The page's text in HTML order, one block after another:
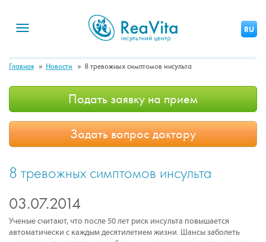
Toggle
RU
Главная Новости 8 тревожных симптомов инсульта
Подать заявку на прием
Задать вопрос доктору
8 тревожных симптомов инсульта
03.07.2014
Ученые считают, что после 50 лет риск инсульта повышается
автоматически с каждым десятилетием жизни. Шансы заболеть